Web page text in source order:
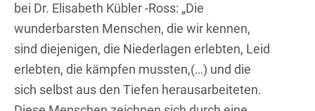
bei Dr. Elisabeth Kübler -Ross: „Die
wunderbarsten Menschen, die wir kennen,
sind diejenigen, die Niederlagen erlebten, Leid
erlebten, die kämpfen mussten,(…) und die
sich selbst aus den Tiefen herausarbeiteten.